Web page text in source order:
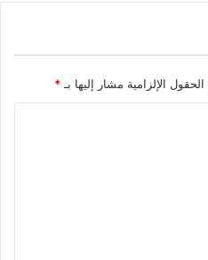
الحقول الإلزامية مشار إليها بـ *